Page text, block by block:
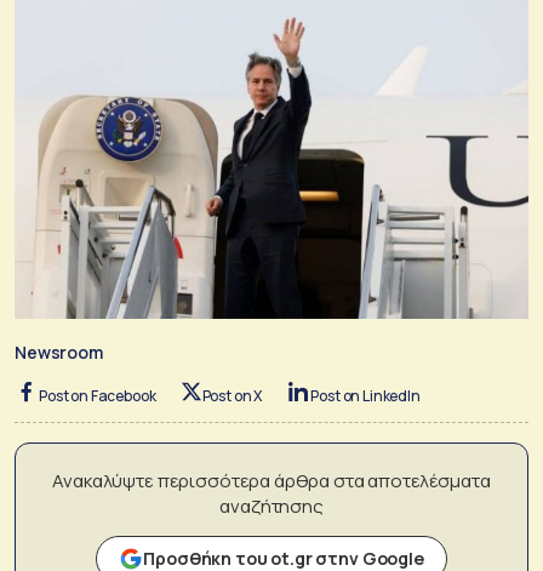
Newsroom
Post on Facebook Post on X Post on LinkedIn
Ανακαλύψτε περισσότερα άρθρα στα αποτελέσματα
αναζήτησης
Προσθήκη του ot.gr στην Google